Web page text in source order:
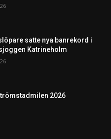
satte nya banrekord i
Katrineholm
2026